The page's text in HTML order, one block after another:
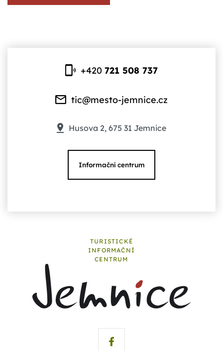
+420721 508 737
tic@mesto-jemnice.cz
Husova 2, 675 31 Jemnice
Informační centrum
TURISTICKÉ
INFORMAČNÍ
CENTRUM